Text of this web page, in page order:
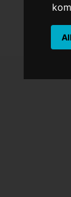
TopNews